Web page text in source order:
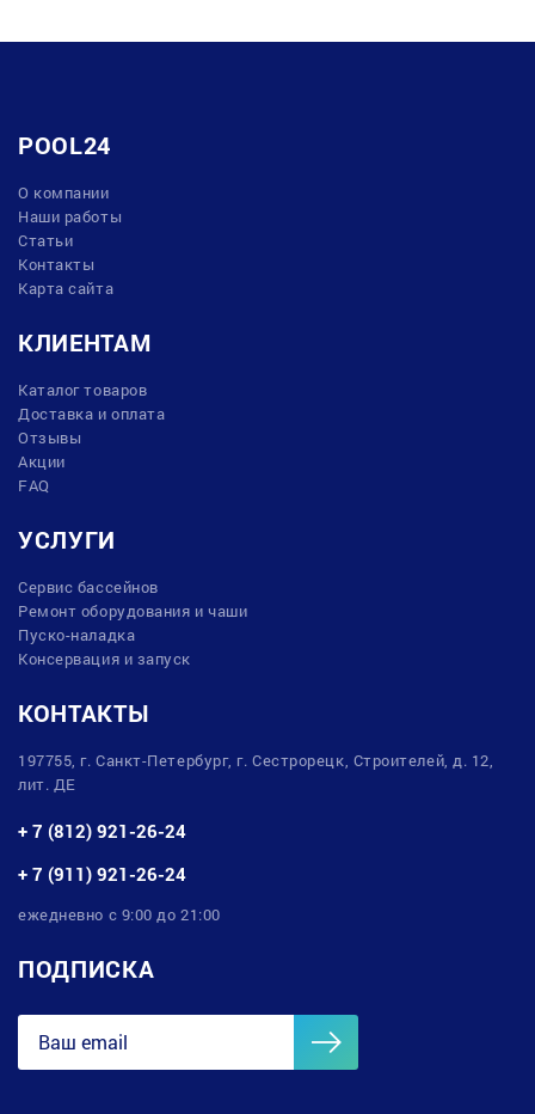
POOL24
О компании
Наши работы
Статьи
Контакты
Карта сайта
КЛИЕНТАМ
Каталог товаров
Доставка и оплата
Отзывы
Акции
FAQ
УСЛУГИ
Сервис бассейнов
Ремонт оборудования и чаши
Пуско-наладка
Консервация и запуск
КОНТАКТЫ
197755, г. Санкт-Петербург, г. Сестрорецк, Строителей, д. 12,
лит. ДЕ
+ 7 (812) 921-26-24
+ 7 (911) 921-26-24
ежедневно с 9:00 до 21:00
ПОДПИСКА